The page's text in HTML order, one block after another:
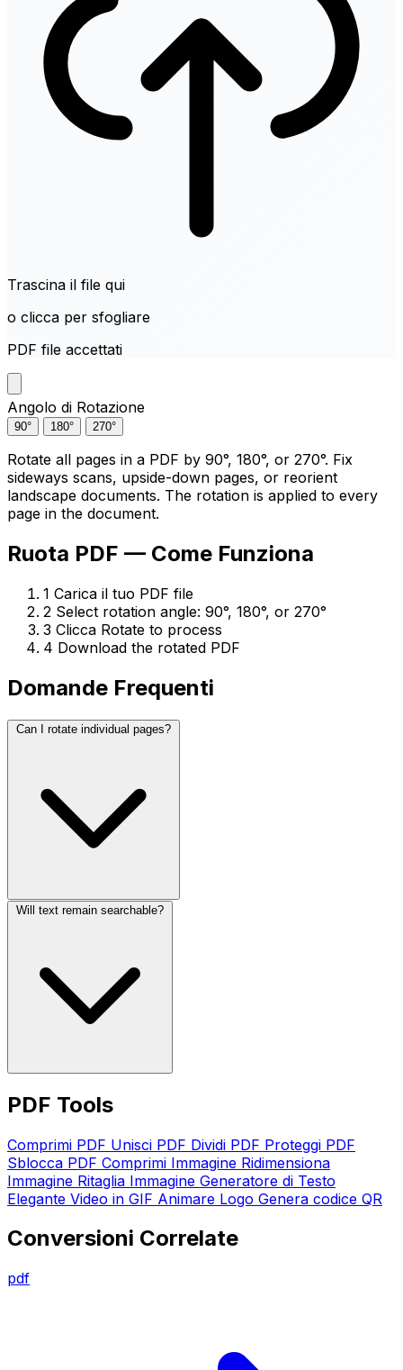
Trascina il file qui
o clicca per sfogliare
PDF file accettati
Angolo di Rotazione
90° 180° 270°
Rotate all pages in a PDF by 90°, 180°, or 270°. Fix
sideways scans, upside-down pages, or reorient
landscape documents. The rotation is applied to every
page in the document.
Ruota PDF — Come Funziona
1 Carica il tuo PDF file
2 Select rotation angle: 90°, 180°, or 270°
3 Clicca Rotate to process
4 Download the rotated PDF
Domande Frequenti
Can I rotate individual pages?
Will text remain searchable?
PDF Tools
Comprimi PDF Unisci PDF Dividi PDF Proteggi PDF
Sblocca PDF Comprimi Immagine Ridimensiona
Immagine Ritaglia Immagine Generatore di Testo
Elegante Video in GIF Animare Logo Genera codice QR
Conversioni Correlate
pdf